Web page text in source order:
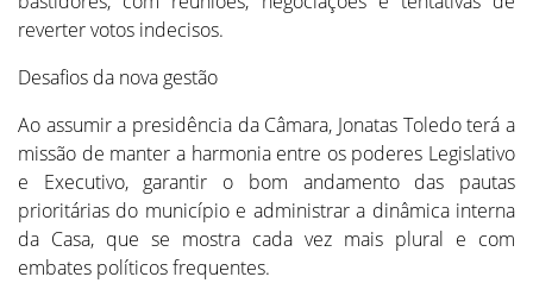
reverter votos indecisos.
Desafios da nova gestão
Ao assumir a presidência da Câmara, Jonatas Toledo terá a
missão de manter a harmonia entre os poderes Legislativo
e Executivo, garantir o bom andamento das pautas
prioritárias do município e administrar a dinâmica interna
da Casa, que se mostra cada vez mais plural e com
embates políticos frequentes.